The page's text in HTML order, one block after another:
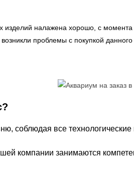
изделий налажена хорошо, с
проблемы с покупкой
соблюдая все
компании занимаются